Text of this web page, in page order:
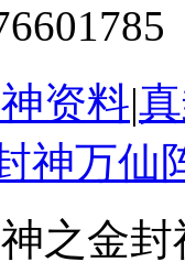
资料|
神万仙
之金